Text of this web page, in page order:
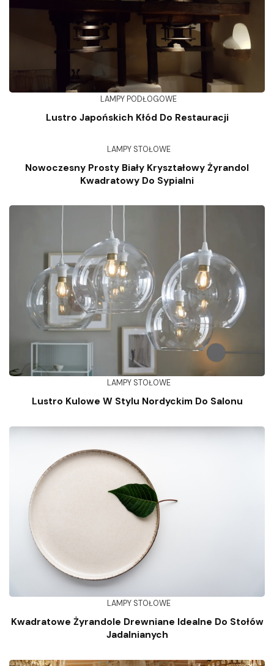
LAMPY PODŁOGOWE
Lustro Japońskich Kłód Do Restauracji
LAMPY STOŁOWE
Nowoczesny Prosty Biały Kryształowy Żyrandol
Kwadratowy Do Sypialni
LAMPY STOŁOWE
Lustro Kulowe W Stylu Nordyckim Do Salonu
LAMPY STOŁOWE
Kwadratowe Żyrandole Drewniane Idealne Do Stołów
Jadalnianych